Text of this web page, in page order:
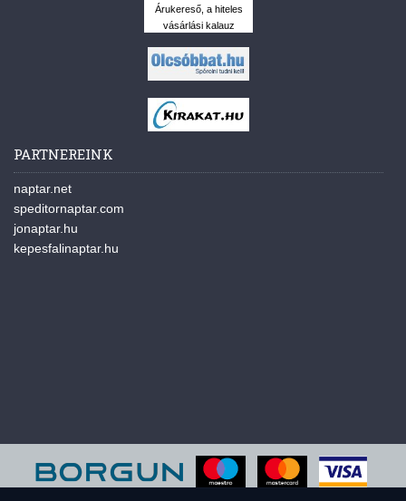
Árukereső, a hiteles
vásárlási kalauz
PARTNEREINK
naptar.net
speditornaptar.com
jonaptar.hu
kepesfalinaptar.hu